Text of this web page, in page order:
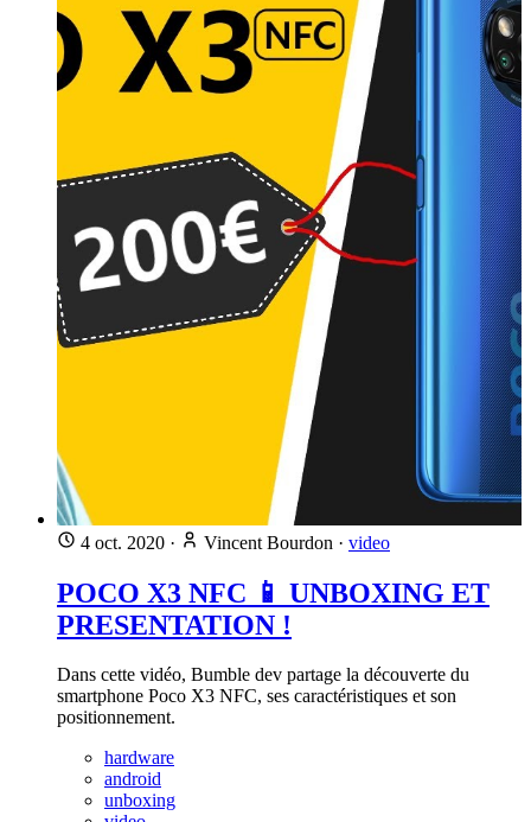
4 oct. 2020 · Vincent Bourdon · video
POCO X3 NFC 📱 UNBOXING ET
PRESENTATION !
Dans cette vidéo, Bumble dev partage la découverte du
smartphone Poco X3 NFC, ses caractéristiques et son
positionnement.
hardware
android
unboxing